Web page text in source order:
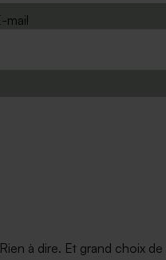
mail
à dire. Et grand choix